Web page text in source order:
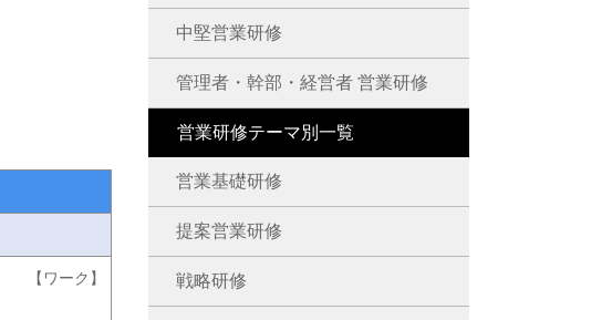
【ワーク】
中堅営業研修
管理者・幹部・経営者 営業研修
営業研修テーマ別一覧
営業基礎研修
提案営業研修
戦略研修